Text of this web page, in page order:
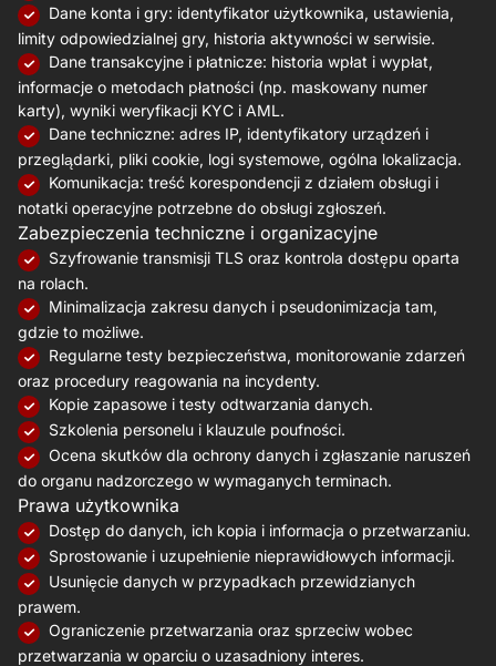
Dane konta i gry: identyfikator użytkownika, ustawienia,
limity odpowiedzialnej gry, historia aktywności w serwisie.
Dane transakcyjne i płatnicze: historia wpłat i wypłat,
informacje o metodach płatności (np. maskowany numer
karty), wyniki weryfikacji KYC i AML.
Dane techniczne: adres IP, identyfikatory urządzeń i
przeglądarki, pliki cookie, logi systemowe, ogólna lokalizacja.
Komunikacja: treść korespondencji z działem obsługi i
notatki operacyjne potrzebne do obsługi zgłoszeń.
Zabezpieczenia techniczne i organizacyjne
Szyfrowanie transmisji TLS oraz kontrola dostępu oparta
na rolach.
Minimalizacja zakresu danych i pseudonimizacja tam,
gdzie to możliwe.
Regularne testy bezpieczeństwa, monitorowanie zdarzeń
oraz procedury reagowania na incydenty.
Kopie zapasowe i testy odtwarzania danych.
Szkolenia personelu i klauzule poufności.
Ocena skutków dla ochrony danych i zgłaszanie naruszeń
do organu nadzorczego w wymaganych terminach.
Prawa użytkownika
Dostęp do danych, ich kopia i informacja o przetwarzaniu.
Sprostowanie i uzupełnienie nieprawidłowych informacji.
Usunięcie danych w przypadkach przewidzianych
prawem.
Ograniczenie przetwarzania oraz sprzeciw wobec
przetwarzania w oparciu o uzasadniony interes.